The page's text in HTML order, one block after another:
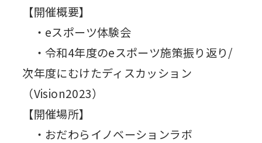
【開催概要】
・eスポーツ体験会
・令和4年度のeスポーツ施策振り返り/
次年度にむけたディスカッション
（Vision2023）
【開催場所】
・おだわらイノベーションラボ